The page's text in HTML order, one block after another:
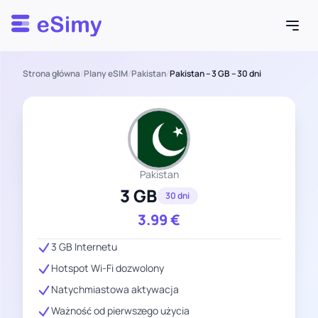
Esimy
Strona główna/Plany eSIM/Pakistan/Pakistan – 3 GB – 30 dni
Pakistan
3 GB 30 dni
3.99€
3 GB Internetu
Hotspot Wi-Fi dozwolony
Natychmiastowa aktywacja
Ważność od pierwszego użycia